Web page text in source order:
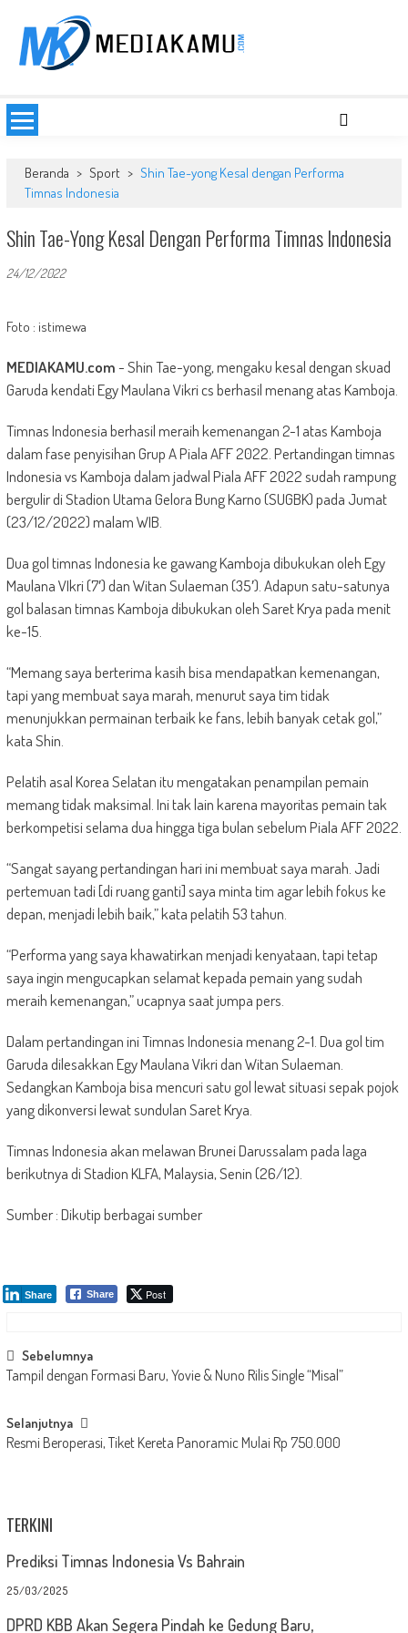
content
Beranda > Sport > Shin Tae-yong Kesal dengan Performa
Timnas Indonesia
Shin Tae-Yong Kesal Dengan Performa Timnas Indonesia
24/12/2022
Foto : istimewa
MEDIAKAMU.com-Shin Tae-yong, mengaku kesal dengan skuad
Garuda kendati Egy Maulana Vikri cs berhasil menang atas Kamboja.
Timnas Indonesia berhasil meraih kemenangan 2-1 atas Kamboja
dalam fase penyisihan Grup A Piala AFF 2022. Pertandingan timnas
Indonesia vs Kamboja dalam jadwal Piala AFF 2022 sudah rampung
bergulir di Stadion Utama Gelora Bung Karno (SUGBK) pada Jumat
(23/12/2022) malam WIB.
Dua gol timnas Indonesia ke gawang Kamboja dibukukan oleh Egy
Maulana VIkri (7′) dan Witan Sulaeman (35′). Adapun satu-satunya
gol balasan timnas Kamboja dibukukan oleh Saret Krya pada menit
ke-15.
“Memang saya berterima kasih bisa mendapatkan kemenangan,
tapi yang membuat saya marah, menurut saya tim tidak
menunjukkan permainan terbaik ke fans, lebih banyak cetak gol,”
kata Shin.
Pelatih asal Korea Selatan itu mengatakan penampilan pemain
memang tidak maksimal. Ini tak lain karena mayoritas pemain tak
berkompetisi selama dua hingga tiga bulan sebelum Piala AFF 2022.
“Sangat sayang pertandingan hari ini membuat saya marah. Jadi
pertemuan tadi [di ruang ganti] saya minta tim agar lebih fokus ke
depan, menjadi lebih baik,” kata pelatih 53 tahun.
“Performa yang saya khawatirkan menjadi kenyataan, tapi tetap
saya ingin mengucapkan selamat kepada pemain yang sudah
meraih kemenangan,” ucapnya saat jumpa pers.
Dalam pertandingan ini Timnas Indonesia menang 2-1. Dua gol tim
Garuda dilesakkan Egy Maulana Vikri dan Witan Sulaeman.
Sedangkan Kamboja bisa mencuri satu gol lewat situasi sepak pojok
yang dikonversi lewat sundulan Saret Krya.
Timnas Indonesia akan melawan Brunei Darussalam pada laga
berikutnya di Stadion KLFA, Malaysia, Senin (26/12).
Sumber : Dikutip berbagai sumber
Share Post
Share
Post
navigation
Sebelumnya
Tampil dengan Formasi Baru, Yovie & Nuno Rilis Single “Misal”
Selanjutnya
Resmi Beroperasi, Tiket Kereta Panoramic Mulai Rp 750.000
TERKINI
Prediksi Timnas Indonesia Vs Bahrain
25/03/2025
DPRD KBB Akan Segera Pindah ke Gedung Baru,